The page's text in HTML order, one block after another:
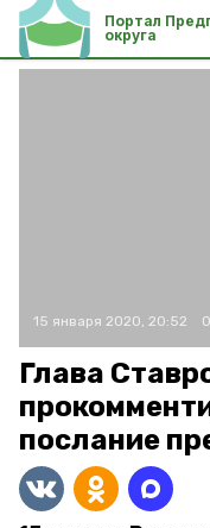
Портал
округа
15 января 2020, 20:52
Глава
послание